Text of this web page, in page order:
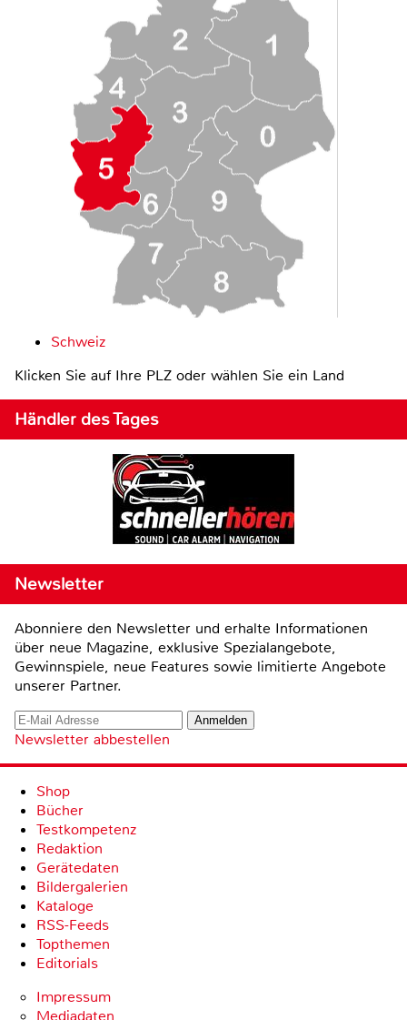
Schweiz
Klicken Sie auf Ihre PLZ oder wählen Sie ein Land
Händler des Tages
Newsletter
Abonniere den Newsletter und erhalte Informationen
über neue Magazine, exklusive Spezialangebote,
Gewinnspiele, neue Features sowie limitierte Angebote
unserer Partner.
Newsletter abbestellen
Shop
Bücher
Testkompetenz
Redaktion
Gerätedaten
Bildergalerien
Kataloge
RSS-Feeds
Topthemen
Editorials
Impressum
Mediadaten